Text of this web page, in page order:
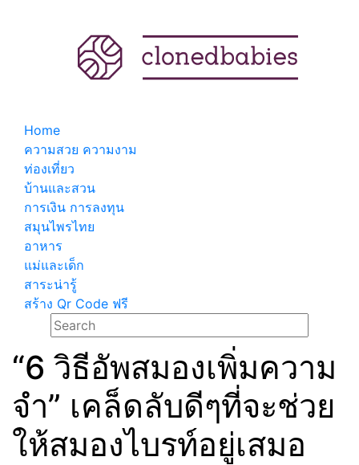
Home
ความสวย ความงาม
ท่องเที่ยว
บ้านและสวน
การเงิน การลงทุน
สมุนไพรไทย
อาหาร
แม่และเด็ก
สาระน่ารู้
สร้าง Qr Code ฟรี
“6 วิธีอัพสมองเพิ่มความ
จำ” เคล็ดลับดีๆที่จะช่วย
ให้สมองไบรท์อยู่เสมอ